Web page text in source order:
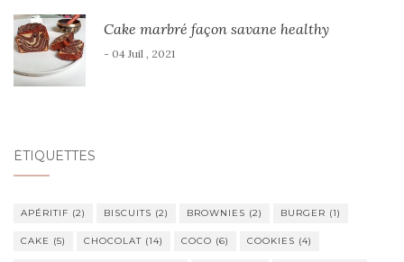
Cake marbré façon savane healthy
- 04 Juil , 2021
ÉTIQUETTES
APÉRITIF (2) BISCUITS (2) BROWNIES (2) BURGER (1)
CAKE (5) CHOCOLAT (14) COCO (6) COOKIES (4)